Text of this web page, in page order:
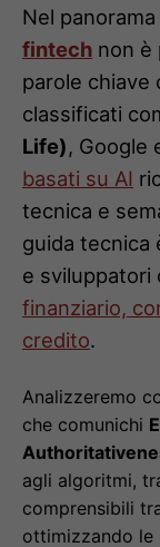
Nel
fintech non è
parole chiave
classificati
Life), Google
basati su AI
tecnica e
guida tecnica
e sviluppatori
finanziario,
credito.
Analizzeremo
che comunichi
agli algoritmi,
comprensibili
ottimizzando le